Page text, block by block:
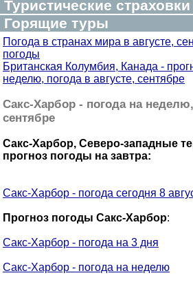
Туристические страховки
Горящие туры
Погода в странах мира в августе,
погоды
Британская Колумбия, Канада -
неделю, погода в августе, сентябре
Сакс-Харбор - погода на неделю,
сентябре
Сакс-Харбор, Северо-западные
прогноз погоды на завтра:
Сакс-Харбор - погода сегодня 8
Прогноз погоды Сакс-Харбор:
Сакс-Харбор - погода на 3 дня
Сакс-Харбор - погода на неделю